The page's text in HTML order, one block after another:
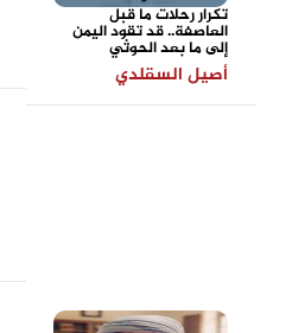
تكرار رحلات ما قبل
العاصفة.. قد تقود اليمن
إلى ما بعد الحوثي
أصيل السقلدي